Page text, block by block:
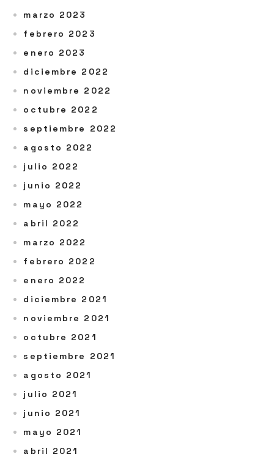
marzo 2023
febrero 2023
enero 2023
diciembre 2022
noviembre 2022
octubre 2022
septiembre 2022
agosto 2022
julio 2022
junio 2022
mayo 2022
abril 2022
marzo 2022
febrero 2022
enero 2022
diciembre 2021
noviembre 2021
octubre 2021
septiembre 2021
agosto 2021
julio 2021
junio 2021
mayo 2021
abril 2021